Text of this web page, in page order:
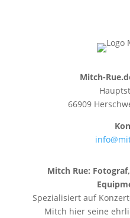
Mitch-
66909
Mitch Rue:
Spezialisiert auf
Mitch hier seine